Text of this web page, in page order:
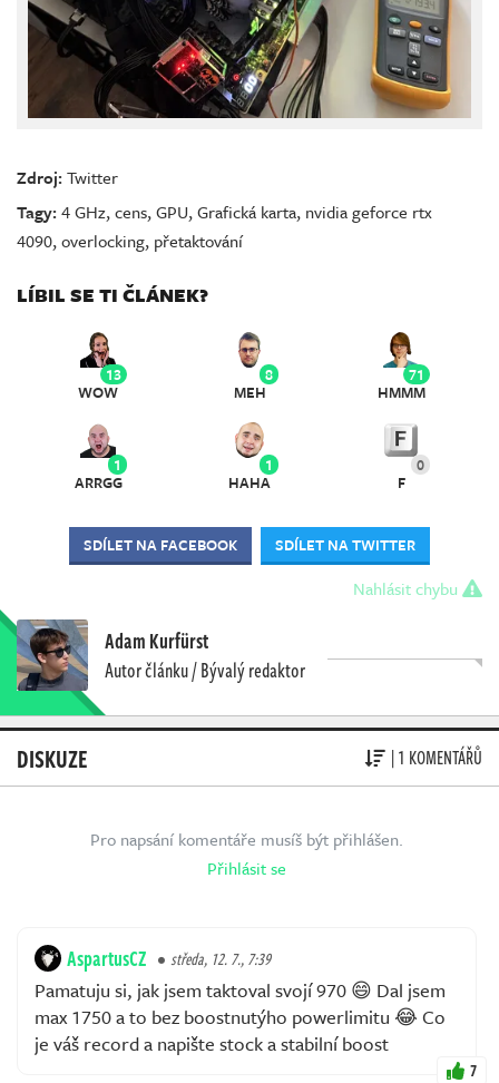
Zdroj:Twitter
Tagy:4 GHz,cens,GPU,Grafická karta, nvidia geforce rtx
4090,overlocking, přetaktování
LÍBIL SE TI ČLÁNEK?
13
WOW
8
MEH
71
HMMM
1
ARRGG
1
HAHA
0
F
SDÍLET NA FACEBOOK SDÍLET NA TWITTER
Nahlásit chybu
Adam Kurfürst
Autor článku / Bývalý redaktor
DISKUZE | 1 KOMENTÁŘŮ
Pro napsání komentáře musíš být přihlášen.
Přihlásit se
AspartusCZ středa, 12. 7., 7:39
Pamatuju si, jak jsem taktoval svojí 970 😄 Dal jsem
max 1750 a to bez boostnutýho powerlimitu 😂 Co
je váš record a napište stock a stabilní boost
7